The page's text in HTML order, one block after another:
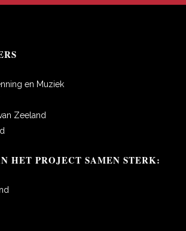
en Muziek
Zeeland
HET PROJECT SAMEN STERK: